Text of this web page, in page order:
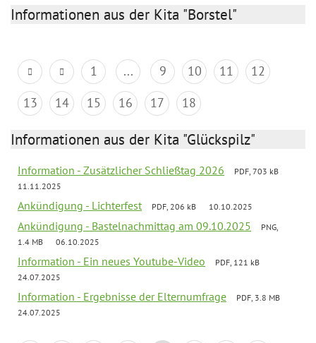
Informationen aus der Kita "Borstel"
1 ... 9 10 11
12
13
14 15 16 17 18
Informationen aus der Kita "Glückspilz"
Information - Zusätzlicher Schließtag 2026
PDF, 703 kB
11.11.2025
Ankündigung - Lichterfest PDF, 206 kB 10.10.2025
Ankündigung - Bastelnachmittag am 09.10.2025
PNG,
1.4 MB
06.10.2025
Information - Ein neues Youtube-Video
PDF, 121 kB
24.07.2025
Information - Ergebnisse der Elternumfrage
PDF, 3.8 MB
24.07.2025